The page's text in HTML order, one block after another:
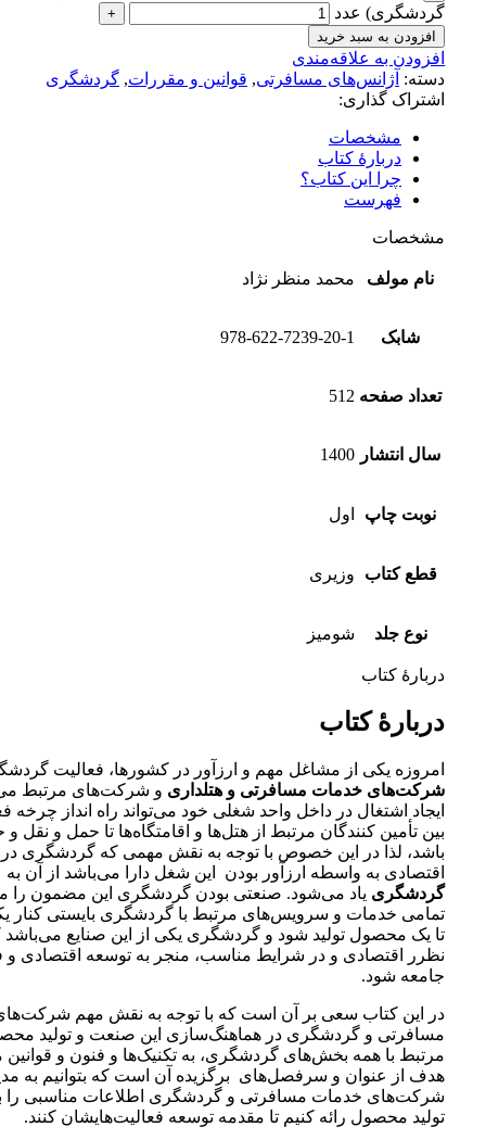
گردشگری) عدد
افزودن به سبد خرید
افزودن به علاقه‌مندی
دسته: آژانس‌های مسافرتی, قوانین و مقررات, گردشگری
اشتراک گذاری:
مشخصات
دربارهٔ کتاب
چرا این کتاب؟
فهرست
مشخصات
نام مولف محمد منظر نژاد
شابک 978-622-7239-20-1
تعداد صفحه 512
سال انتشار 1400
نوبت چاپ اول
قطع کتاب وزیری
نوع جلد شومیز
دربارهٔ کتاب
دربارهٔ کتاب
امروزه یکی از مشاغل مهم و ارز‌آور در کشورها، فعالیت
شرکت‌های خدمات مسافرتی و هتلداری و شرکت‌های مرتبط
ایجاد اشتغال در داخل واحد شغلی خود می‌تواند راه انداز چرخه
بین تأمین کنندگان مرتبط از هتل‌ها و اقامتگاه‌ها تا حمل و نقل
باشد، لذا در این خصوص با توجه به نقش مهمی که گردشگری در
اقتصادی به واسطه ارز‌آور بودن این شغل دارا می‌باشد از آن
گردشگری یاد می‌شود. صنعتی بودن گردشگری این مضمون را
تمامی خدمات و سرویس‌های مرتبط با گردشگری بایستی کنار
تا یک محصول تولید شود و گردشگری یکی از این صنایع می‌باشد
نظرر اقتصادی و در شرایط مناسب، منجر به توسعه اقتصادی و
جامعه شود.
در این کتاب سعی بر آن است که با توجه به نقش مهم
مسافرتی و گردشگری در هماهنگ‌سازی این صنعت و تولید
مرتبط با همه بخش‌های گردشگری، به تکنیک‌ها و فنون و قوانین
هدف از عنوان و سرفصل‌های برگزیده آن است که بتوانیم به
شرکت‌های خدمات مسافرتی و گردشگری اطلاعات مناسبی را
تولید محصول رائه کنیم تا مقدمه توسعه فعالیت‌هایشان کنند.